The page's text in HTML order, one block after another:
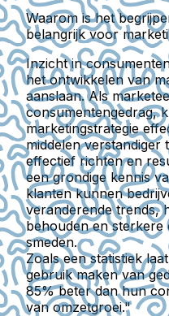
Waarom is het
belangrijk voor
Inzicht in
het ontwikkelen van
aanslaan. Als
consumentengedrag,
marketingstrategie
middelen verstandiger
effectief richten en
een grondige kennis
klanten kunnen
veranderende trends,
behouden en sterkere
smeden.
Zoals een statistiek
gebruik maken van
85% beter dan hun
van omzetgroei."